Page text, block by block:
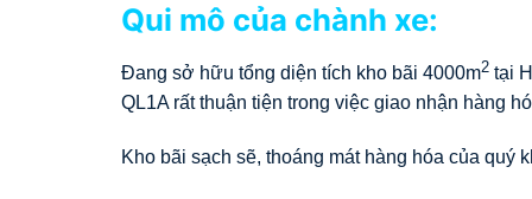
Qui mô của chành xe:
Đang sở hữu tổng diện tích kho bãi 4000m2 tại
QL1A rất thuận tiện trong việc giao nhận hàng
Kho bãi sạch sẽ, thoáng mát hàng hóa của quý